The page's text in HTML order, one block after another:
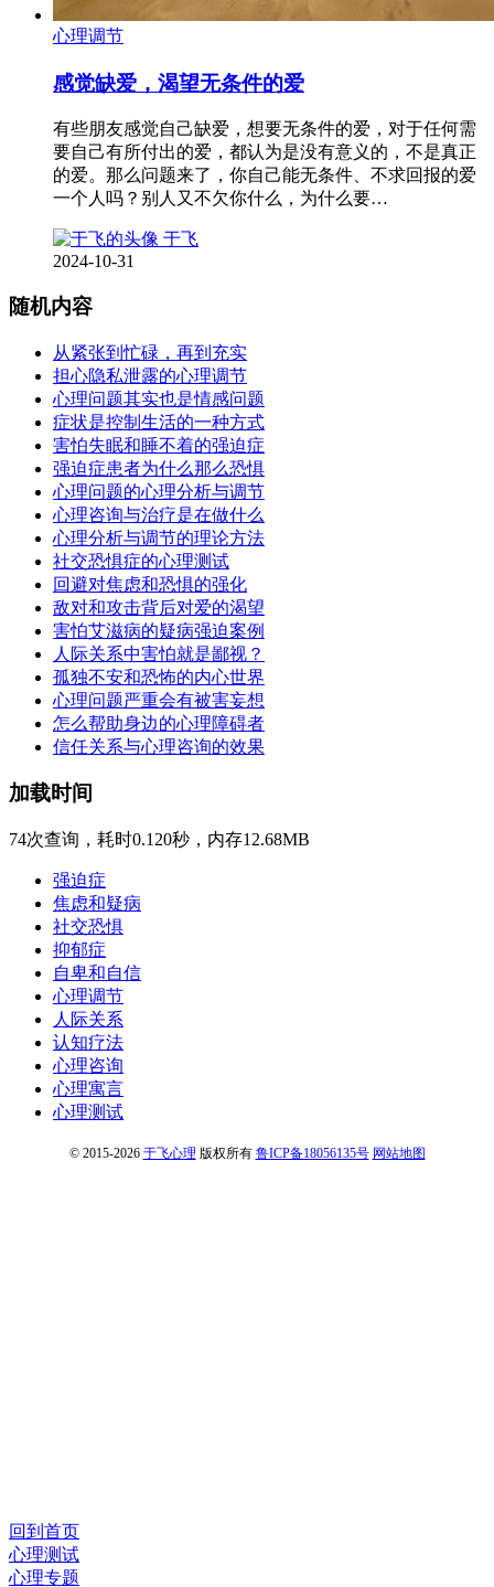
心理调节
感觉缺爱，渴望无条件的爱
有些朋友感觉自己缺爱，想要无条件的爱，对于任何需
要自己有所付出的爱，都认为是没有意义的，不是真正
的爱。那么问题来了，你自己能无条件、不求回报的爱
一个人吗？别人又不欠你什么，为什么要…
于飞
2024-10-31
随机内容
从紧张到忙碌，再到充实
担心隐私泄露的心理调节
心理问题其实也是情感问题
症状是控制生活的一种方式
害怕失眠和睡不着的强迫症
强迫症患者为什么那么恐惧
心理问题的心理分析与调节
心理咨询与治疗是在做什么
心理分析与调节的理论方法
社交恐惧症的心理测试
回避对焦虑和恐惧的强化
敌对和攻击背后对爱的渴望
害怕艾滋病的疑病强迫案例
人际关系中害怕就是鄙视？
孤独不安和恐怖的内心世界
心理问题严重会有被害妄想
怎么帮助身边的心理障碍者
信任关系与心理咨询的效果
加载时间
74次查询，耗时0.120秒，内存12.68MB
强迫症
焦虑和疑病
社交恐惧
抑郁症
自卑和自信
心理调节
人际关系
认知疗法
心理咨询
心理寓言
心理测试
© 2015-2026 于飞心理 版权所有 鲁ICP备18056135号 网站地图
回到首页
心理测试
心理专题